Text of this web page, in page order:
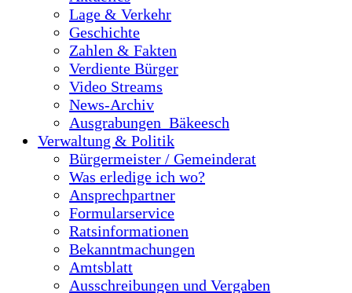
Lage & Verkehr
Geschichte
Zahlen & Fakten
Verdiente Bürger
Video Streams
News-Archiv
Ausgrabungen_Bäkeesch
Verwaltung & Politik
Bürgermeister / Gemeinderat
Was erledige ich wo?
Ansprechpartner
Formularservice
Ratsinformationen
Bekanntmachungen
Amtsblatt
Ausschreibungen und Vergaben